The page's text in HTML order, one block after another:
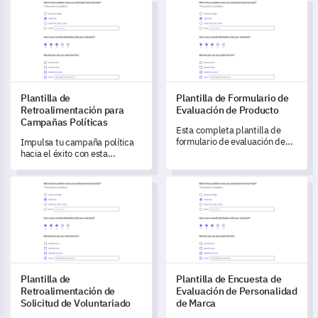
perspicaces sobre tu nuevo
concepto de marca.
Plantilla de Retroalimentación para Campañas Políticas
Plantilla de
Retroalimentación para
Campañas Políticas
Impulsa tu campaña política
hacia el éxito con esta
retroalimentación.
Plantilla de Formulario de
Plantilla de Formulario de
Evaluación de Producto
Esta completa plantilla de
formulario de evaluación de
la satisfacción del usuario y la
funcionalidad del producto.
Plantilla de Retroalimentación de Solicitud de Voluntariado
Plantilla de
Retroalimentación de
Solicitud de Voluntariado
Plantilla de Encuesta de
Plantilla de Encuesta de
Evaluación de Personalidad
de Marca